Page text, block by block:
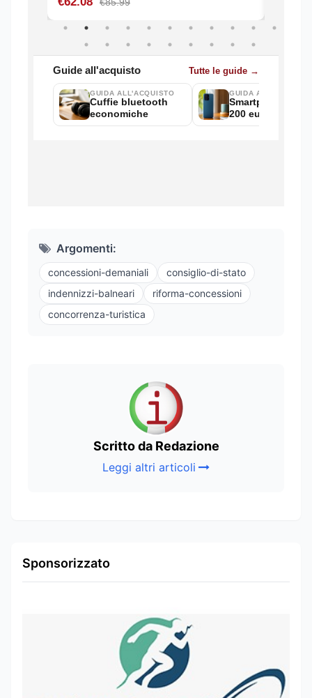
Argomenti:
concessioni-demaniali
consiglio-di-stato
indennizzi-balneari
riforma-concessioni
concorrenza-turistica
Scritto da Redazione
Leggi altri articoli
Sponsorizzato